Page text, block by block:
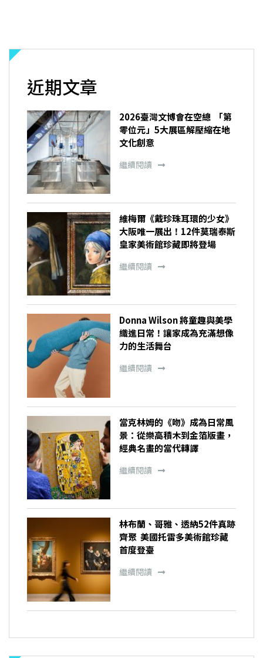
近期文章
2026臺灣文博會在空總 「第
零位元」5大展區解壓縮在地
文化創意
繼續閱讀
維梅爾《戴珍珠耳環的少女》
大阪唯一展出！12件莫瑞泰斯
皇家美術館珍藏即將登場
繼續閱讀
Donna Wilson 將童趣與美學
織進日常！讓家成為充滿想像
力的生活舞台
繼續閱讀
當克林姆的《吻》成為日常風
景：從樂高積木到金箔版畫，
經典名畫的當代轉譯
繼續閱讀
林布蘭、哥雅、透納52件真跡
齊聚 美國托雷多美術館珍藏
首度登臺
繼續閱讀